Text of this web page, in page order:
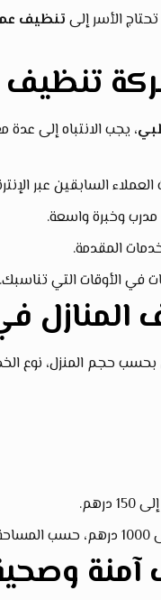
الأسر إلىتنظيف
، يجب الانتباه إلى عدة
السابقين عبر
وخبرة واسعة.
المقدمة.
في الأوقات التي تناسبك.
المنازل
بحسب حجم المنزل، نوع